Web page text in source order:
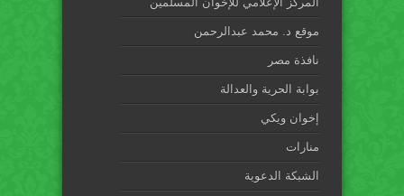
موقع د. محمد عبدالرحمن
نافذة مصر
بوابة الحرية والعدالة
إخوان ويكي
منارات
الشبكة الدعوية